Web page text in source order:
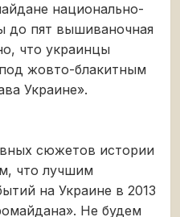
национально-
до пят вышиваночная
что украинцы
жовто-блакитным
Украине».
сюжетов истории
что лучшим
на Украине в 2013
Не будем